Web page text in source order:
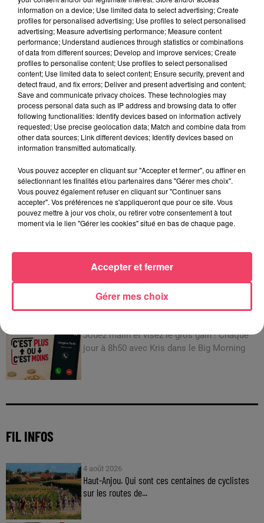
SA PREMIÈRE...
28 juin 2026
JEUX
C'est plus ou c'est moins : Jusqu'à 300€ à gagner
Jouez malin et visez le gros gain ! Chaque
jour à 8h50 avec Kris dans le Big Morning
FIL INFOS
4 août 2026
Haut-Anjou. Qui sont ces centaines de cyclistes
sur les routes de...
information on a device; Use limited data to select advertising; Create
profiles for personalised advertising; Use profiles to select personalised
advertising; Measure advertising performance; Measure content
performance; Understand audiences through statistics or combinations
of data from different sources; Develop and improve services; Create
profiles to personalise content; Use profiles to select personalised
content; Use limited data to select content; Ensure security, prevent and
detect fraud, and fix errors; Deliver and present advertising and content;
Save and communicate privacy choices. These technologies may
process personal data such as IP address and browsing data to offer
following functionalities: Identify devices based on information actively
requested; Use precise geolocation data; Match and combine data from
other data sources; Link different devices; Identify devices based on
information transmitted automatically.
Vous pouvez accepter en cliquant sur "Accepter et fermer", ou affiner en
sélectionnant les finalités et/ou partenaires dans "Gérer mes choix".
Vous pouvez également refuser en cliquant sur "Continuer sans
accepter". Vos préférences ne s'appliqueront que pour ce site. Vous
pouvez mettre à jour vos choix, ou retirer votre consentement à tout
moment via le lien "Gérer les cookies" situé en bas de chaque page.
Gérer mes choix
Accepter et fermer